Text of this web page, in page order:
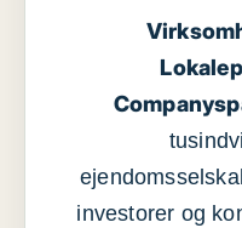
investorer og